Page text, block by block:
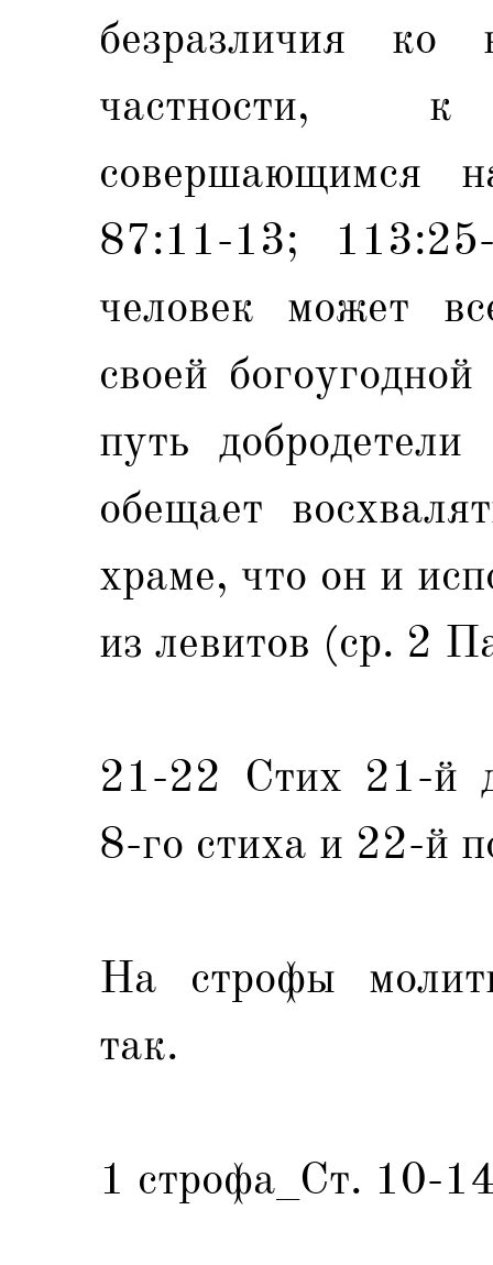
безразличия
частности,
87:11-13;
человек может
своей
путь
обещает
храме, что он и
из левитов (ср. 2
21-22 Стих 21-й
8-го стиха и 22-й
На строфы
так.
1 строфа_Ст. 10-